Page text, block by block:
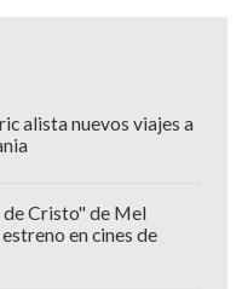
alista nuevos viajes a
de Cristo" de Mel
en cines de